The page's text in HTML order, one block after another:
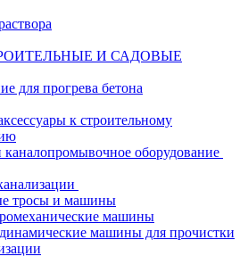
И САДОВЫЕ
для прогрева бетона
к строительному
каналопромывочное оборудование
тросы и машины
машины
машины для прочистки